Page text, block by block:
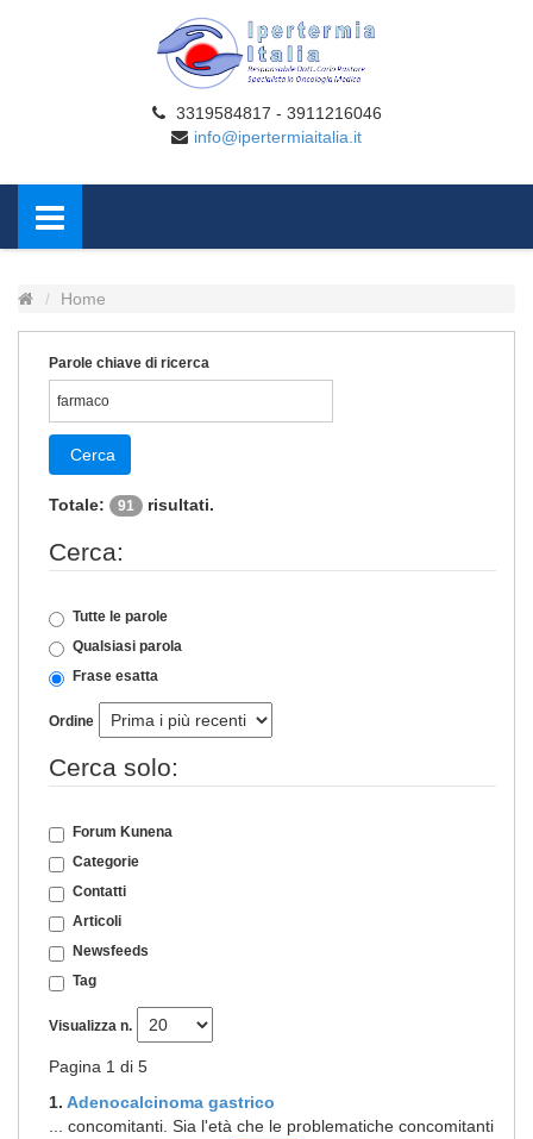
3319584817 - 3911216046
info@ipertermiaitalia.it
Home
Parole chiave di ricerca
Cerca
Totale: 91 risultati.
Cerca:
Tutte le parole
Qualsiasi parola
Frase esatta
Ordine
Cerca solo:
Forum Kunena
Categorie
Contatti
Articoli
Newsfeeds
Tag
Visualizza n.
Pagina 1 di 5
1. Adenocalcinoma gastrico
... concomitanti. Sia l'età che le problematiche concomitanti